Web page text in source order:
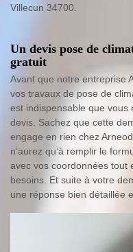
Villecun 34700.
Un devis pose de
gratuit
Avant que notre entreprise
vos travaux de pose de
est indispensable que vous
devis. Sachez que cette
engage en rien chez
n’aurez qu’à remplir le
avec vos coordonnées tout
besoins. Et suite à votre
une réponse bien détaillée